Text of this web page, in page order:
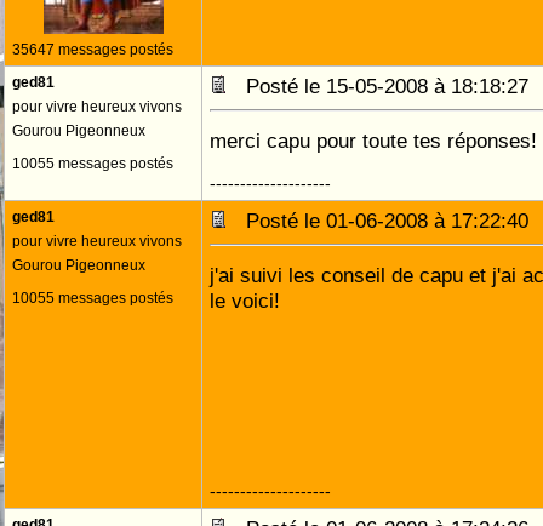
35647 messages postés
ged81
pour vivre heureux vivons
Gourou Pigeonneux
10055 messages postés
Posté le 15-05-2008 à
merci capu pour toute tes réponses!
--------------------
ged81
pour vivre heureux vivons
Gourou Pigeonneux
10055 messages postés
Posté le 01-06-2008 à
j'ai suivi les conseil de capu et j'ai
le voici!
--------------------